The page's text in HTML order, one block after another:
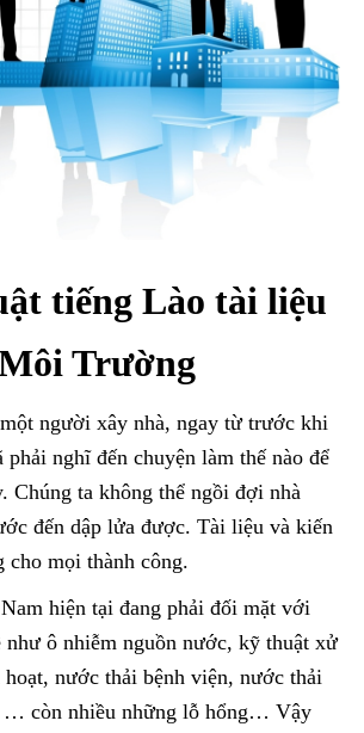
tiếng Lào tài liệu
Trường
người xây nhà, ngay từ trước khi
phải nghĩ đến chuyện làm thế nào để
Chúng ta không thể ngồi đợi nhà
đến dập lửa được. Tài liệu và kiến
cho mọi thành công.
hiện tại đang phải đối mặt với
như ô nhiễm nguồn nước, kỹ thuật xử
nước thải bệnh viện, nước thải
… còn nhiều những lỗ hổng… Vậy